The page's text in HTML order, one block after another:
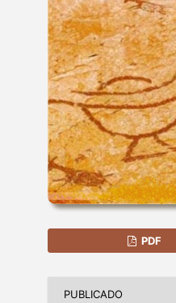
PDF
PUBLICADO